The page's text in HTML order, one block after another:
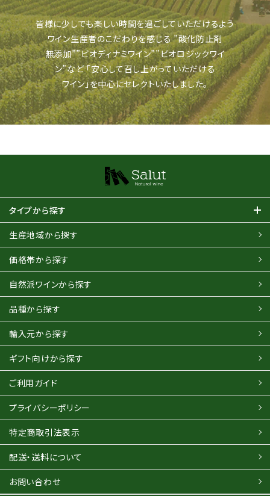
皆様に少しでも楽しい時間を過ごしていただけるよう
ワイン生産者のこだわりを感じる”酸化防止剤
無添加””ビオディナミワイン””ビオロジックワイ
ン”など「安心して召し上がっていただける
ワイン」を中心にセレクトいたしました。
タイプから探す
生産地域から探す
価格帯から探す
自然派ワインから探す
品種から探す
輸入元から探す
ギフト向けから探す
ご利用ガイド
プライバシーポリシー
特定商取引法表示
配送・送料について
お問い合わせ